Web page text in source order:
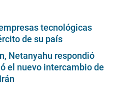
tecnológicas
de su país
Netanyahu respondió
el nuevo intercambio de